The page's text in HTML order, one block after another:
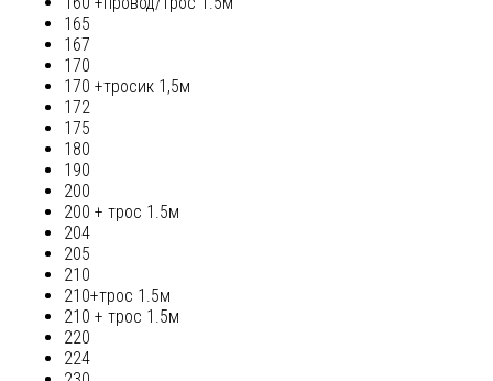
165
167
170
170 +тросик 1,5м
172
175
180
190
200
200 + трос 1.5м
204
205
210
210+трос 1.5м
210 + трос 1.5м
220
224